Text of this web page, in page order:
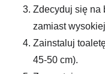
Zdecyduj się na
zamiast
Zainstaluj
45-50 cm).